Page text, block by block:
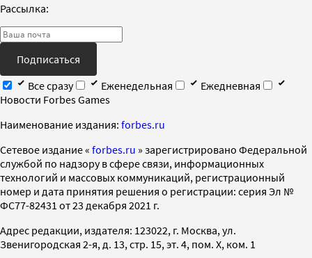
Рассылка:
Подписаться
Все сразу
Еженедельная
Ежедневная
Новости Forbes Games
Наименование издания: forbes.ru
Cетевое издание « forbes.ru » зарегистрировано Федеральной
службой по надзору в сфере связи, информационных
технологий и массовых коммуникаций, регистрационный
номер и дата принятия решения о регистрации: серия Эл №
ФС77-82431 от 23 декабря 2021 г.
Адрес редакции, издателя: 123022, г. Москва, ул.
Звенигородская 2-я, д. 13, стр. 15, эт. 4, пом. X, ком. 1